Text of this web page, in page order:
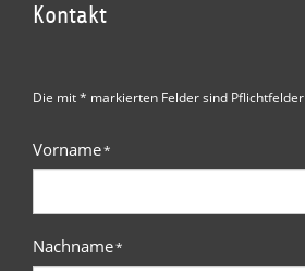
Kontakt
Die mit * markierten Felder sind Pflichtfelder
Vorname*
Nachname*